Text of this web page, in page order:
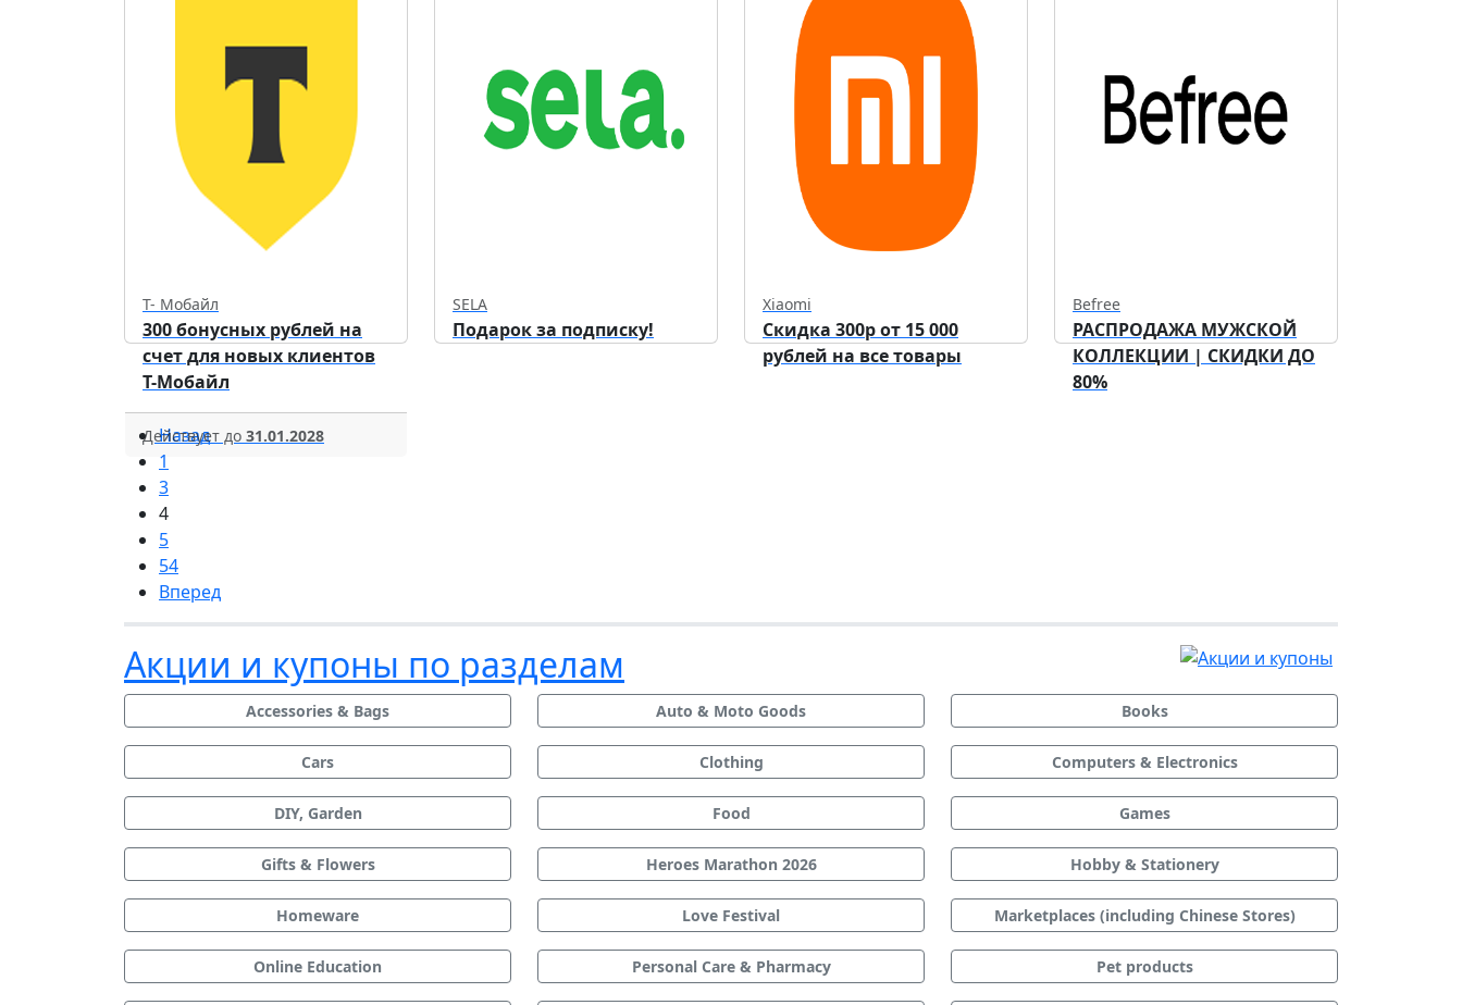
Т- Мобайл
300 бонусных рублей на
счет для новых клиентов
Т-Мобайл
Действует до 31.01.2028
SELA
Подарок за подписку!
Xiaomi
Скидка 300р от 15 000
рублей на все товары
Befree
РАСПРОДАЖА МУЖСКОЙ
КОЛЛЕКЦИИ | СКИДКИ ДО
80%
Назад
1
3
4
5
54
Вперед
Акции и купоны по разделам
Accessories & Bags Auto & Moto Goods Books
Cars Clothing Computers & Electronics
DIY, Garden Food Games
Gifts & Flowers Heroes Marathon 2026 Hobby & Stationery
Homeware Love Festival Marketplaces (including Chinese Stores)
Online Education Personal Care & Pharmacy Pet products